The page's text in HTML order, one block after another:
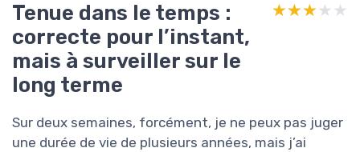
Tenue dans le temps :
correcte pour l’instant,
mais à surveiller sur le
long terme
★★★★★
★★★★★
Sur deux semaines, forcément, je ne peux pas juger
une durée de vie de plusieurs années, mais j’ai